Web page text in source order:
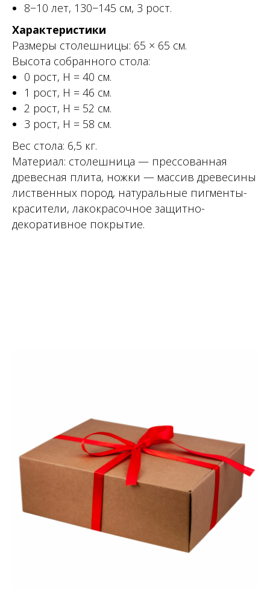
8−10 лет, 130−145 см, 3 рост.
Характеристики
Размеры столешницы: 65 × 65 см.
Высота собранного стола:
0 рост, Н = 40 см.
1 рост, Н = 46 см.
2 рост, Н = 52 см.
3 рост, Н = 58 см.
Вес стола: 6,5 кг.
Материал: столешница — прессованная
древесная плита, ножки — массив древесины
лиственных пород, натуральные пигменты-
красители, лакокрасочное защитно-
декоративное покрытие.